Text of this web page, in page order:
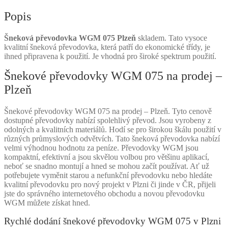
Popis
Šneková převodovka WGM 075 Plzeň skladem. Tato vysoce
kvalitní šneková převodovka, která patří do ekonomické třídy, je
ihned připravena k použití. Je vhodná pro široké spektrum použití.
Šnekové převodovky WGM 075 na prodej –
Plzeň
Šnekové převodovky WGM 075 na prodej – Plzeň. Tyto cenově
dostupné převodovky nabízí spolehlivý převod. Jsou vyrobeny z
odolných a kvalitních materiálů. Hodí se pro širokou škálu použití v
různých průmyslových odvětvích. Tato šneková převodovka nabízí
velmi výhodnou hodnotu za peníze. Převodovky WGM jsou
kompaktní, efektivní a jsou skvělou volbou pro většinu aplikací,
neboť se snadno montují a hned se mohou začít používat. Ať už
potřebujete vyměnit starou a nefunkční převodovku nebo hledáte
kvalitní převodovku pro nový projekt v Plzni či jinde v ČR, přijeli
jste do správného internetového obchodu a novou převodovku
WGM můžete získat hned.
Rychlé dodání šnekové převodovky WGM 075 v Plzni